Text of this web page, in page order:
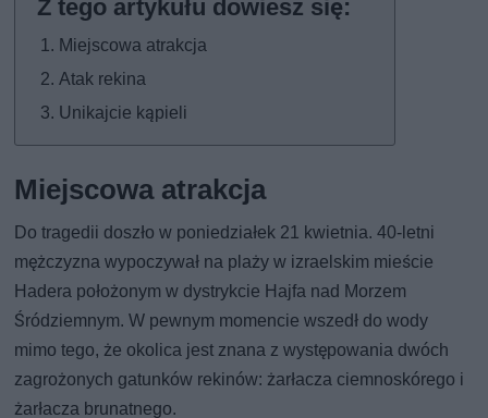
Miejscowa atrakcja
Atak rekina
Unikajcie kąpieli
Miejscowa atrakcja
Do tragedii doszło w poniedziałek 21 kwietnia. 40-letni
mężczyzna wypoczywał na plaży w izraelskim mieście
Hadera położonym w dystrykcie Hajfa nad Morzem
Śródziemnym. W pewnym momencie wszedł do wody
mimo tego, że okolica jest znana z występowania dwóch
zagrożonych gatunków rekinów: żarłacza ciemnoskórego i
żarłacza brunatnego.